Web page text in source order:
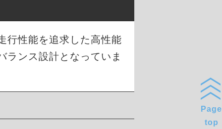
行性能を追求した高性能
ランス設計となっていま
Page
top